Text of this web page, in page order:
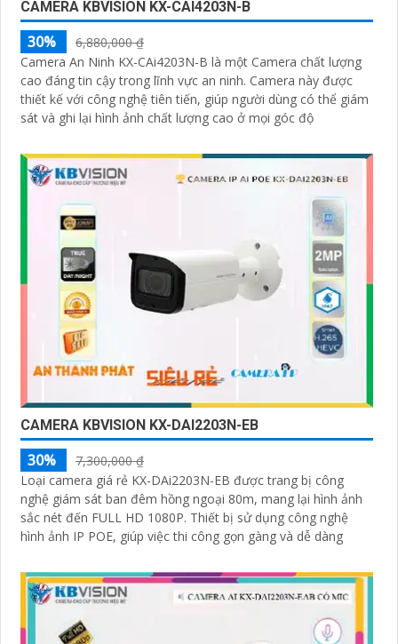
CAMERA KBVISION KX-CAI4203N-B
30%
6,880,000 ₫
Camera An Ninh KX-CAi4203N-B là một Camera chất lượng
cao đáng tin cậy trong lĩnh vực an ninh. Camera này được
thiết kế với công nghệ tiên tiến, giúp người dùng có thể giám
sát và ghi lại hình ảnh chất lượng cao ở mọi góc độ
CAMERA KBVISION KX-DAI2203N-EB
30%
7,300,000 ₫
Loại camera giá rẻ KX-DAi2203N-EB được trang bị công
nghệ giám sát ban đêm hồng ngoại 80m, mang lại hình ảnh
sắc nét đến FULL HD 1080P. Thiết bị sử dụng công nghệ
hình ảnh IP POE, giúp việc thi công gọn gàng và dễ dàng